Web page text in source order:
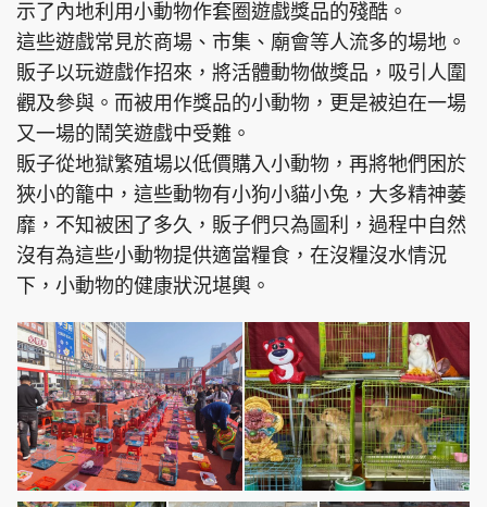
示了內地利用小動物作套圈遊戲獎品的殘酷。
這些遊戲常見於商場、市集、廟會等人流多的場地。
販子以玩遊戲作招來，將活體動物做獎品，吸引人圍
觀及參與。而被用作獎品的小動物，更是被迫在一場
又一場的鬧笑遊戲中受難。
販子從地獄繁殖場以低價購入小動物，再將牠們困於
狹小的籠中，這些動物有小狗小貓小兔，大多精神萎
靡，不知被困了多久，販子們只為圖利，過程中自然
沒有為這些小動物提供適當糧食，在沒糧沒水情況
下，小動物的健康狀況堪輿。